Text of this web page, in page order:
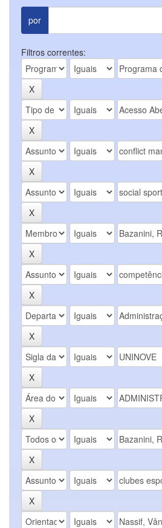
por
Filtros correntes: